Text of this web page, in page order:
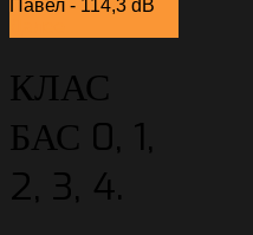
Павел - 114,3 dB
КЛАС
БАС 0, 1,
2, 3, 4.